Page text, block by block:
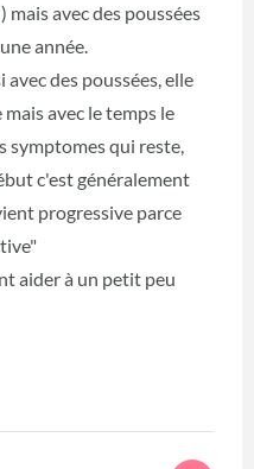
mais avec des poussées
année.
des poussées, elle
avec le temps le
symptomes qui reste,
c'est généralement
progressive parce
aider à un petit peu